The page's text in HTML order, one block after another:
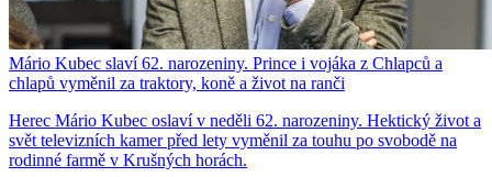
Mário Kubec slaví 62. narozeniny. Prince i vojáka z Chlapců a
chlapů vyměnil za traktory, koně a život na ranči
Herec Mário Kubec oslaví v neděli 62. narozeniny. Hektický život a
svět televizních kamer před lety vyměnil za touhu po svobodě na
rodinné farmě v Krušných horách.